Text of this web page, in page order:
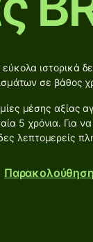
ιστορικά
σε βάθος
μέσης αξίας
5 χρόνια.
λεπτομερείς
Παρακολούθηση